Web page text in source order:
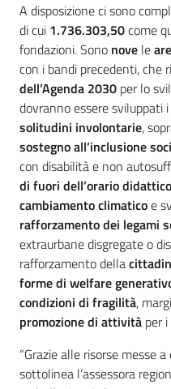
A disposizione ci sono
di cui 1.736.303,50come
fondazioni. Sono nove le
con i bandi precedenti, che
dell’Agenda 2030 per lo
dovranno essere sviluppati
solitudini involontarie,
sostegno all’inclusione
con disabilità e non
di fuori dell’orario didattico
cambiamento climaticoe
rafforzamento dei legami
extraurbane disgregate o
rafforzamento della
forme di welfare
condizioni di fragilità,
promozione di attività per
“Grazie alle risorse messe
sottolinea l’assessora